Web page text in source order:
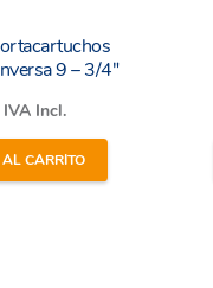
y
9 – 3/4″
IVA Incl.
CARRITO